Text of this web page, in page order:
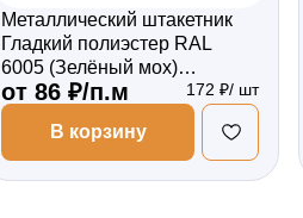
Металлический штакетник
Гладкий полиэстер RAL
6005 (Зелёный мох)
2000*87*0,5 двухсторонний
Фигурный
от 86 ₽/п.м 172 ₽/ шт
В корзину